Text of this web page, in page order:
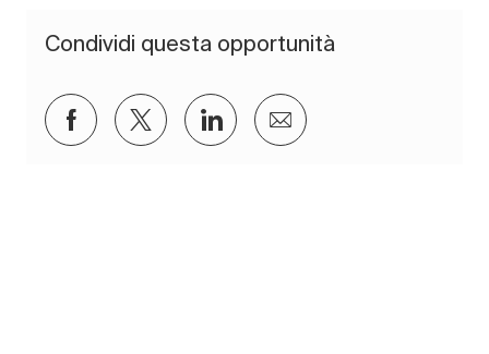
Condividi questa opportunità
Condividi su Facebook
Condividi via twitter
Condividi tramite LinkedIn
Condividi via e-mail